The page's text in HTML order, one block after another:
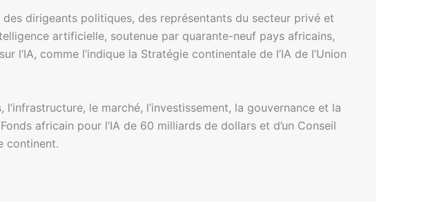
dirigeants politiques, des représentants du secteur privé et
artificielle, soutenue par quarante-neuf pays africains,
comme l’indique la Stratégie continentale de l’IA de l’Union
le marché, l’investissement, la gouvernance et la
africain pour l’IA de 60 milliards de dollars et d’un Conseil
continent.